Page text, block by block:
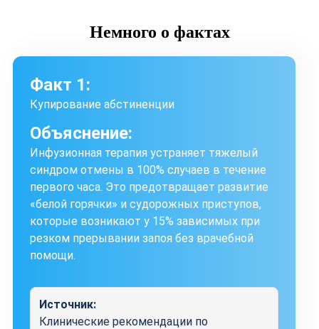
Немного о фактах
Факт 1:
Купирование абстиненции
Объяснение:
Инфузионная терапия устраняет тяжелый
синдром отмены в 100% случаев в течение
первого часа. Это предотвращает развитие
«белой горячки» и судорожных приступов,
которые возникают у 15% зависимых при
резком прерывании запоя без врачебной
помощи.
Источник:
Клинические рекомендации по